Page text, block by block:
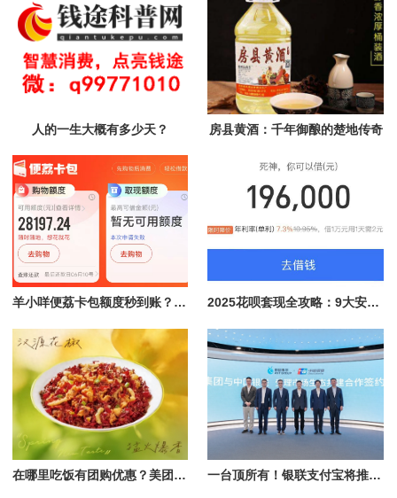
人的一生大概有多少天？ 房县黄酒：千年御酿的楚地传奇
羊小咩便荔卡包额度秒到账？揭秘快速提现的真相与优势 2025花呗套现全攻略：9大安全方法+风控破解实战指南
在哪里吃饭有团购优惠？美团App搜“椒爱辣子鸡”19.9元开抢 一台顶所有！银联支付宝将推出全能支付新设备